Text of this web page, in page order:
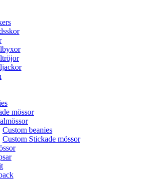
mössor
Custom beanies
Custom Stickade mössor